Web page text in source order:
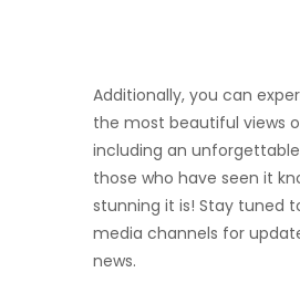
Additionally, you can
the most beautiful views
including an
those who have seen it
stunning it is! Stay tuned
media channels for
news.